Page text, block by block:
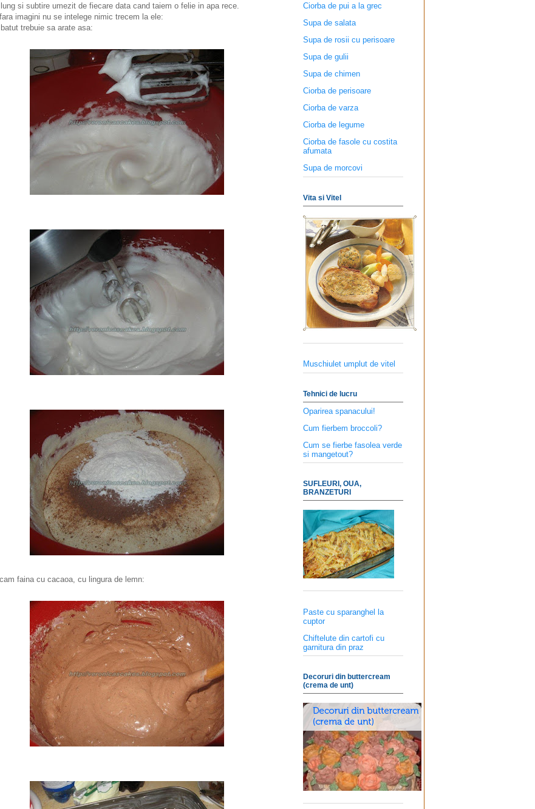
si subtire umezit de fiecare data cand taiem o felie in apa rece.
imagini nu se intelege nimic trecem la ele:
trebuie sa arate asa:
faina cu cacaoa, cu lingura de lemn:
Ciorba de pui a la grec
Supa de salata
Supa de rosii cu perisoare
Supa de gulii
Supa de chimen
Ciorba de perisoare
Ciorba de varza
Ciorba de legume
Ciorba de fasole cu costita
afumata
Supa de morcovi
Vita si Vitel
Muschiulet umplut de vitel
Tehnici de lucru
Oparirea spanacului!
Cum fierbem broccoli?
Cum se fierbe fasolea verde
si mangetout?
SUFLEURI, OUA,
BRANZETURI
Paste cu sparanghel la
cuptor
Chiftelute din cartofi cu
garnitura din praz
Decoruri din buttercream
(crema de unt)